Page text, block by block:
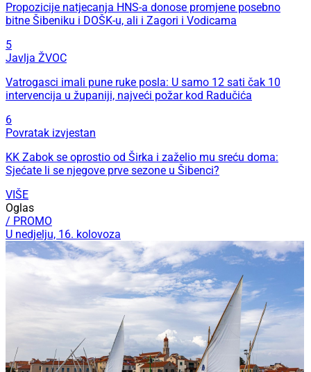
Propozicije natjecanja HNS-a donose promjene posebno
bitne Šibeniku i DOŠK-u, ali i Zagori i Vodicama
5
Javlja ŽVOC
Vatrogasci imali pune ruke posla: U samo 12 sati čak 10
intervencija u županiji, najveći požar kod Radučića
6
Povratak izvjestan
KK Zabok se oprostio od Širka i zaželio mu sreću doma:
Sjećate li se njegove prve sezone u Šibenci?
VIŠE
Oglas
/ PROMO
U nedjelju, 16. kolovoza